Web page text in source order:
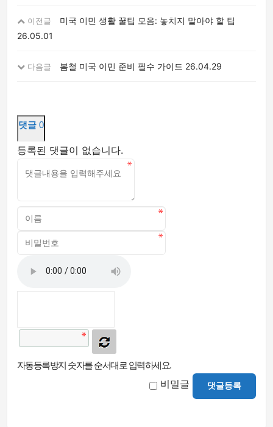
이전글
미국 이민 생활 꿀팁 모음: 놓치지 말아야 할 팁
26.05.01
다음글 봄철 미국 이민 준비 필수 가이드 26.04.29
댓글 0
등록된 댓글이 없습니다.
자동등록방지 숫자를 순서대로 입력하세요.
비밀글 댓글등록